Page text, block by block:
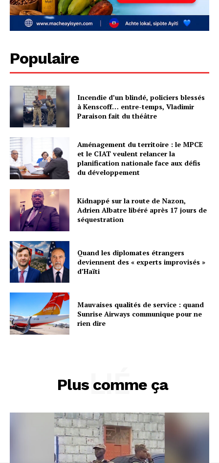
Populaire
Incendie d’un blindé, policiers blessés
à Kenscoff… entre-temps, Vladimir
Paraison fait du théâtre
Aménagement du territoire : le MPCE
et le CIAT veulent relancer la
planification nationale face aux défis
du développement
Kidnappé sur la route de Nazon,
Adrien Albatre libéré après 17 jours de
séquestration
Quand les diplomates étrangers
deviennent des « experts improvisés »
d’Haïti
Mauvaises qualités de service : quand
Sunrise Airways communique pour ne
rien dire
Plus comme ça
LIÉ